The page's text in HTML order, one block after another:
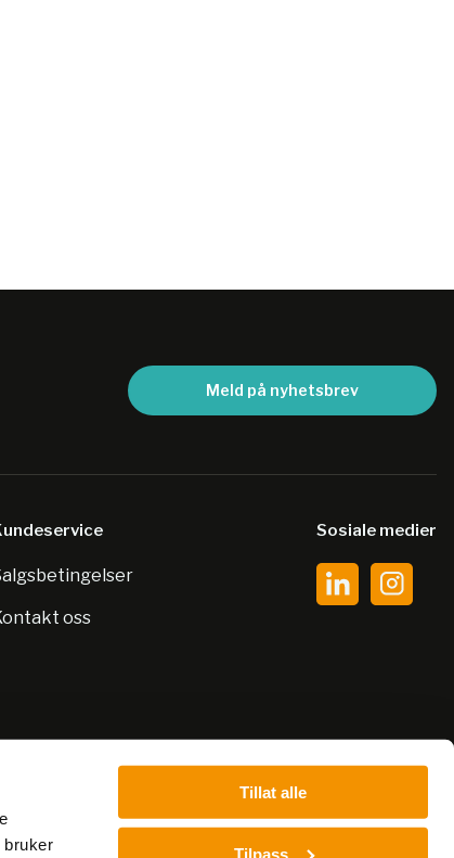
bruker
Tillat alle
Tilpass
Meld på nyhetsbrev
oss
Sosiale medier